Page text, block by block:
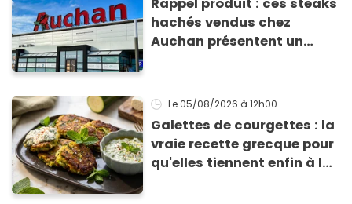
hachés vendus chez
Auchan présentent un
Le 05/08/2026 à 12h00
Galettes de courgettes : la
vraie recette grecque pour
qu'elles tiennent enfin à la